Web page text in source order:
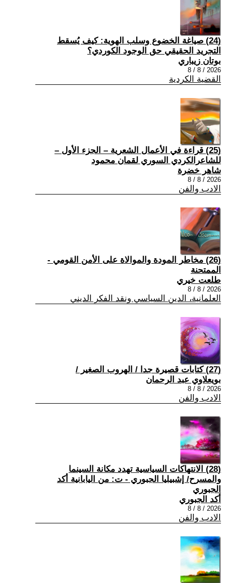
(24) صياغة الخضوع وسلب الهوية: كيف يُسقط
التجريد الحقيقي حق الوجود الكوردي؟
بوتان زيباري
2026 / 8 / 8
القضية الكردية
(25) قراءة في الأعمال الشعرية – الجزء الأول –
للشاعرالكردي السوري لقمان محمود
شاهر خضرة
2026 / 8 / 8
الادب والفن
(26) مخاطر المودة والموالاة على الأمن القومي -
الممتحنة
طلعت خيري
2026 / 8 / 8
العلمانية، الدين السياسي ونقد الفكر الديني
(27) كتابات قصيرة جدا / الهروب الصغير /
بويعلاوي عبد الرحمان
2026 / 8 / 8
الادب والفن
(28) الانتهاكات السياسية تهدد مكانة السينما
والمسرح/ إشبيليا الجبوري - ت: من اليابانية أكد
الجبوري
أكد الجبوري
2026 / 8 / 8
الادب والفن